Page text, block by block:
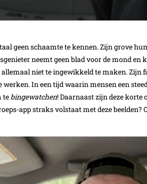
geen schaamte te kennen. Zijn grove
neemt geen blad voor de mond
niet te ingewikkeld te maken.
In een tijd waarin mensen een
te bingewatchen! Daarnaast zijn deze
app straks volstaat met deze beelden?